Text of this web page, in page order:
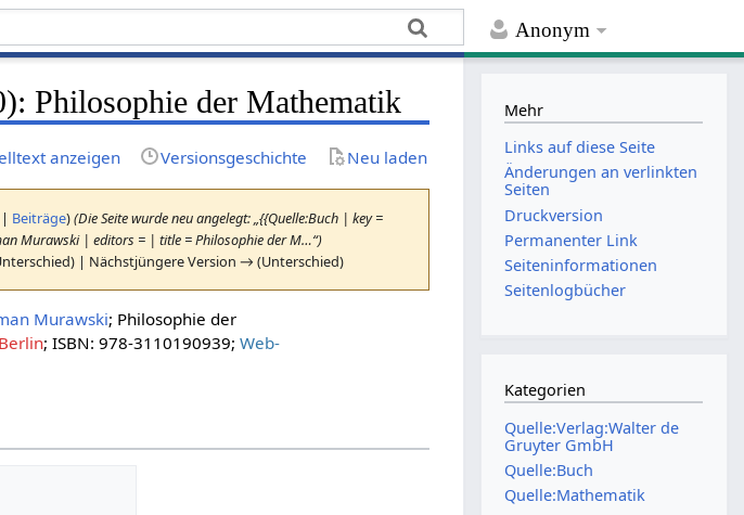
Anonym
Philosophie der Mathematik
anzeigen Versionsgeschichte Neu laden
| Beiträge)(Die Seite wurde neu angelegt: „{{Quelle:Buch | key =
Murawski | editors = | title = Philosophie der M…“)
| Nächstjüngere Version → (Unterschied)
Murawski; Philosophie der
Berlin; ISBN: 978-3110190939;Web-
Mehr
Links auf diese Seite
Änderungen an verlinkten
Seiten
Druckversion
Permanenter Link
Seiten­­informationen
Seitenlogbücher
Kategorien
Quelle:Verlag:Walter de
Gruyter GmbH
Quelle:Buch
Quelle:Mathematik